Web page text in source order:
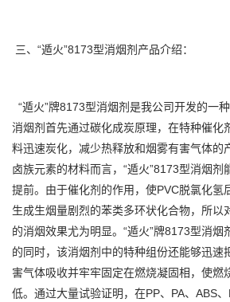
三、“遁火”8173型消烟剂产品介绍：
“遁火”牌8173型消烟剂是我公司开发的一
消烟剂首先通过碳化成炭原理，在特种催化
料迅速炭化，减少热释放和烟雾有害气体的
卤族元素的材料而言，“遁火”8173型消烟剂
提前。由于催化剂的作用，使PVC脱氯化氢
生成生烟量剧烈的苯类多环状化合物，所以
的消烟效果尤为明显。“遁火”牌8173型消烟
的同时，该消烟剂中的特种组份还能够迅速
害气体吸收并牢牢固定在燃烧凝固相，使燃
低。通过大量试验证明，在PP、PA、ABS